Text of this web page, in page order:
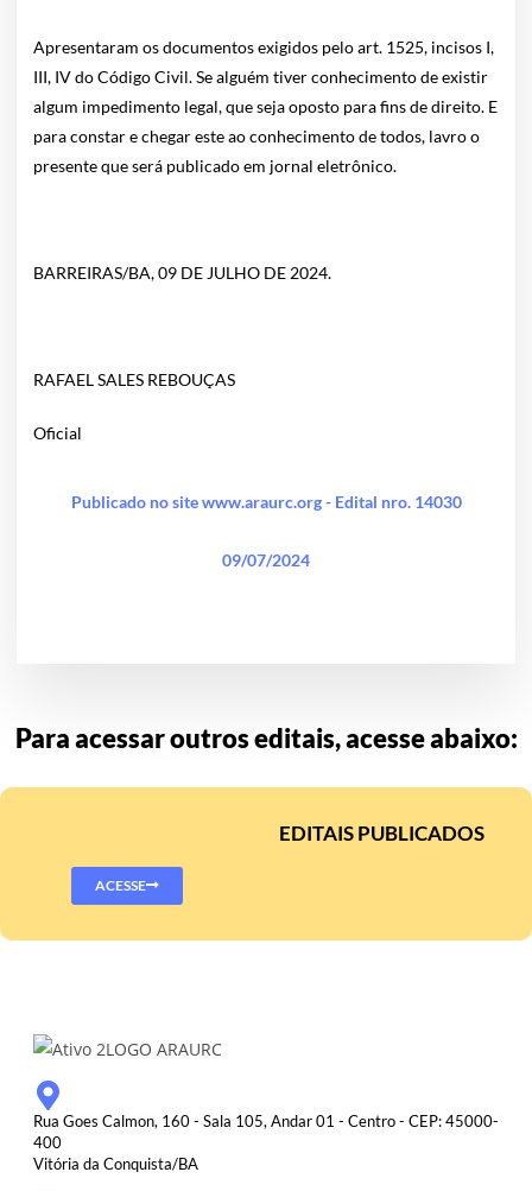
Apresentaram os documentos exigidos pelo art. 1525, incisos I,
III, IV do Código Civil. Se alguém tiver conhecimento de existir
algum impedimento legal, que seja oposto para fins de direito. E
para constar e chegar este ao conhecimento de todos, lavro o
presente que será publicado em jornal eletrônico.
BARREIRAS/BA, 09 DE JULHO DE 2024.
RAFAEL SALES REBOUÇAS
Oficial
Publicado no site www.araurc.org - Edital nro. 14030
09/07/2024
Para acessar outros editais, acesse abaixo:
EDITAIS PUBLICADOS
ACESSE
Rua Goes Calmon, 160 - Sala 105, Andar 01 - Centro - CEP: 45000-
400
Vitória da Conquista/BA